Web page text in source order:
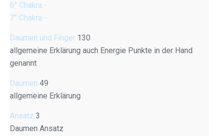
6° Chakra -
7° Chakra -
Daumen und Finger 130
allgemeine Erklärung auch Energie Punkte in der Hand
genannt
Daumen 49
allgemeine Erklärung
Ansatz 3
Daumen Ansatz